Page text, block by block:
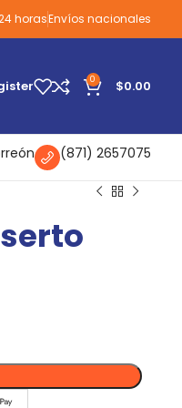
horasEnvíos nacionales
0 $0.00
(871) 2657075